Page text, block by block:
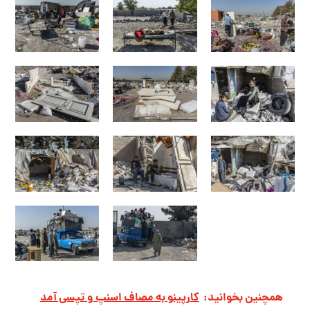
همچنین بخوانید: کارپینو به مصاف اسنپ و تپسی آمد